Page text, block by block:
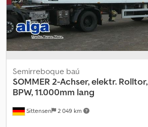
Sittensen 2 049 km
Semirreboque baú
SOMMER 2-Achser, elektr. Rolltor,
BPW, 11.000mm lang